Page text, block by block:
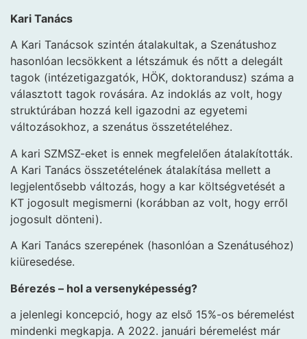
Kari Tanács
A Kari Tanácsok szintén átalakultak, a Szenátushoz
hasonlóan lecsökkent a létszámuk és nőtt a delegált
tagok (intézetigazgatók, HÖK, doktorandusz) száma a
választott tagok rovására. Az indoklás az volt, hogy
struktúrában hozzá kell igazodni az egyetemi
változásokhoz, a szenátus összetételéhez.
A kari SZMSZ-eket is ennek megfelelően átalakították.
A Kari Tanács összetételének átalakítása mellett a
legjelentősebb változás, hogy a kar költségvetését a
KT jogosult megismerni (korábban az volt, hogy erről
jogosult dönteni).
A Kari Tanács szerepének (hasonlóan a Szenátuséhoz)
kiüresedése.
Bérezés – hol a versenyképesség?
a jelenlegi koncepció, hogy az első 15%-os béremelést
mindenki megkapja. A 2022. januári béremelést már